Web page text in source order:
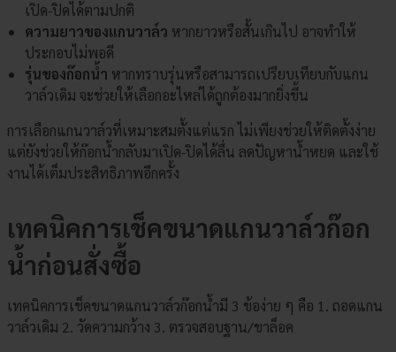
เปิด-ปิดได้ตามปกติ
ความยาวของแกนวาล์ว หากยาวหรือสั้นเกินไป อาจทำให้
ประกอบไม่พอดี
รุ่นของก๊อกน้ำ หากทราบรุ่นหรือสามารถเปรียบเทียบกับแกน
วาล์วเดิม จะช่วยให้เลือกอะไหล่ได้ถูกต้องมากยิ่งขึ้น
การเลือกแกนวาล์วที่เหมาะสมตั้งแต่แรก ไม่เพียงช่วยให้ติดตั้งง่าย
แต่ยังช่วยให้ก๊อกน้ำกลับมาเปิด-ปิดได้ลื่น ลดปัญหาน้ำหยด และใช้
งานได้เต็มประสิทธิภาพอีกครั้ง
เทคนิคการเช็คขนาดแกนวาล์วก๊อก
น้ำก่อนสั่งซื้อ
เทคนิคการเช็คขนาดแกนวาล์วก๊อกน้ำมี 3 ข้อง่าย ๆ คือ 1. ถอดแกน
วาล์วเดิม 2. วัดความกว้าง 3. ตรวจสอบฐาน/ขาล็อค